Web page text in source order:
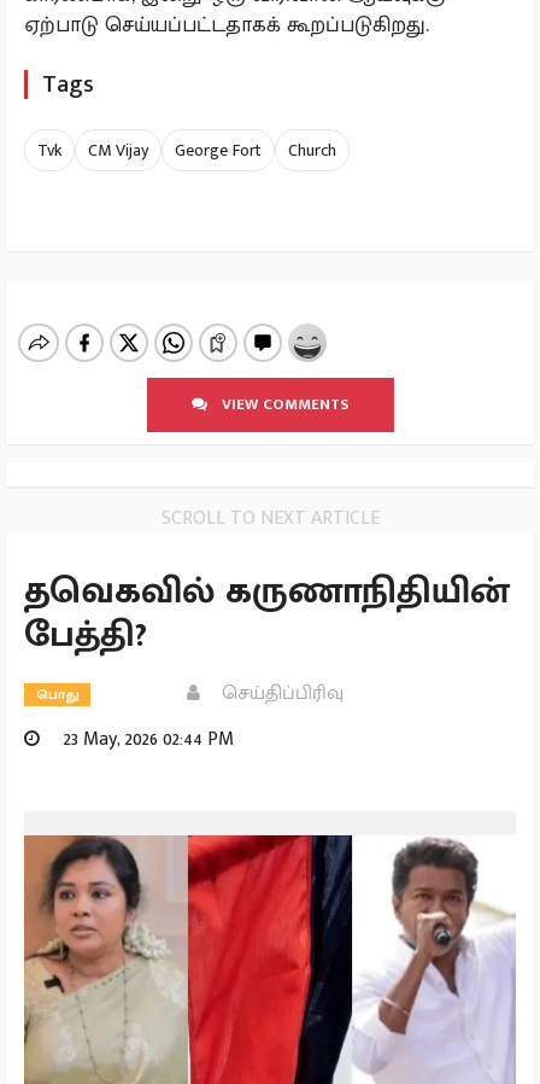
ஏற்பாடு செய்யப்பட்டதாகக் கூறப்படுகிறது.
Tags
Tvk CM Vijay George Fort Church
VIEW COMMENTS
SCROLL TO NEXT ARTICLE
தவெகவில் கருணாநிதியின்
பேத்தி?
பொது
செய்திப்பிரிவு
23 May, 2026 02:44 PM